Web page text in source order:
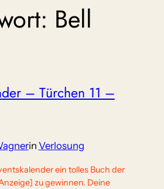
Bell
– Türchen 11 –
in Verlosung
ein tolles Buch der
zu gewinnen. Deine